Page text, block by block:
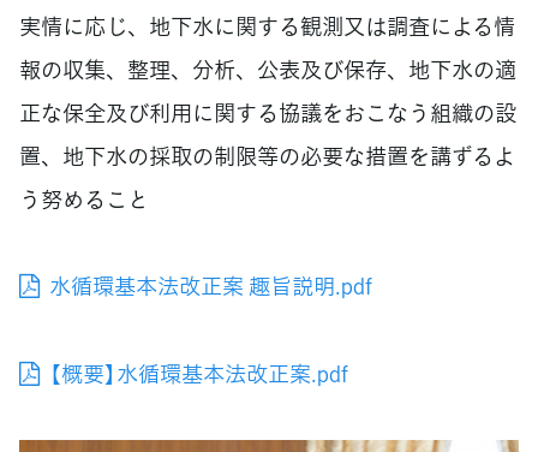
実情に応じ、地下水に関する観測又は調査による情
報の収集、整理、分析、公表及び保存、地下水の適
正な保全及び利用に関する協議をおこなう組織の設
置、地下水の採取の制限等の必要な措置を講ずるよ
う努めること
水循環基本法改正案 趣旨説明.pdf
【概要】水循環基本法改正案.pdf